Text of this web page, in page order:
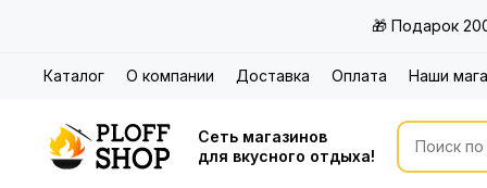
🎁 Подарок
Каталог О компании Доставка Оплата Наши
Сеть магазинов
для вкусного отдыха!